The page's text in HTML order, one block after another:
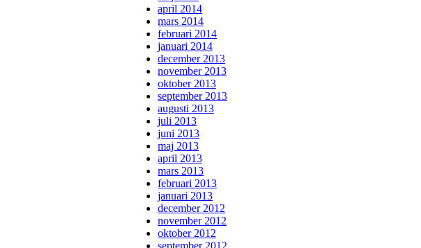
april 2014
mars 2014
februari 2014
januari 2014
december 2013
november 2013
oktober 2013
september 2013
augusti 2013
juli 2013
juni 2013
maj 2013
april 2013
mars 2013
februari 2013
januari 2013
december 2012
november 2012
oktober 2012
september 2012